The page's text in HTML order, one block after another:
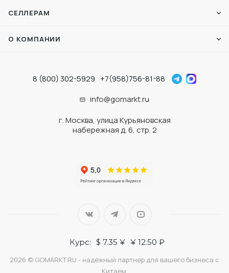
СЕЛЛЕРАМ
О КОМПАНИИ
8 (800) 302-5929 +7(958)756-81-88
info@gomarkt.ru
г. Москва, улица Курьяновская
набережная д. 6, стр. 2
Курс: $ 7.35 ¥ ¥ 12.50 ₽
2026 © GOMARKT.RU - надёжный партнер для вашего бизнеса с
Китаем.